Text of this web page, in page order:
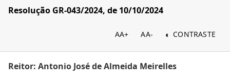
Resolução GR-043/2024, de 10/10/2024
AA+ AA- CONTRASTE
Reitor: Antonio José de Almeida Meirelles